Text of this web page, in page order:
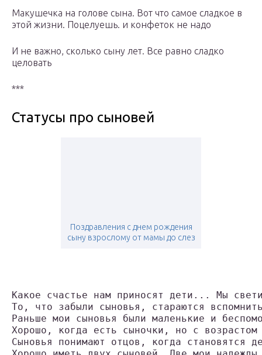
Макушечка на голове сына. Вот что самое сладкое в
этой жизни. Поцелуешь. и конфеток не надо
И не важно, сколько сыну лет. Все равно сладко
целовать
***
Статусы про сыновей
Поздравления с днем рождения
сыну взрослому от мамы до слез
Какое счастье нам приносят дети... Мы
То, что забыли сыновья, стараются
Раньше мои сыновья были маленькие и
Хорошо, когда есть сыночки, но с
Сыновья понимают отцов, когда становятся